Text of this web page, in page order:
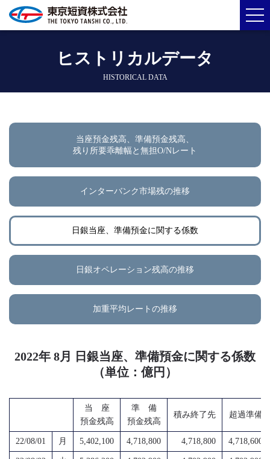
ヒストリカルデータ
HISTORICAL DATA
当座預金残高、準備預金残高、
残り所要乖離幅と無担O/Nレート
インターバンク市場残の推移
日銀当座、準備預金に関する係数
日銀オペレーション残高の推移
加重平均レートの推移
2022年 8月 日銀当座、準備預金に関する係数
（単位：億円）
当 座
預金残高
準 備
預金残高
積み終了先 超過準備
22/08/01 月 5,402,100 4,718,800 4,718,800 4,718,600